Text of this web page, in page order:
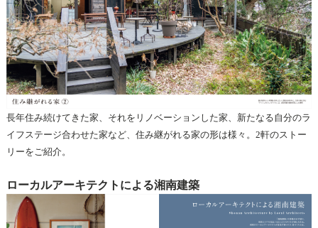
長年住み続けてきた家、それをリノベーションした家、新たなる自分のラ
イフステージ合わせた家など、住み継がれる家の形は様々。2軒のストー
リーをご紹介。
ローカルアーキテクトによる湘南建築